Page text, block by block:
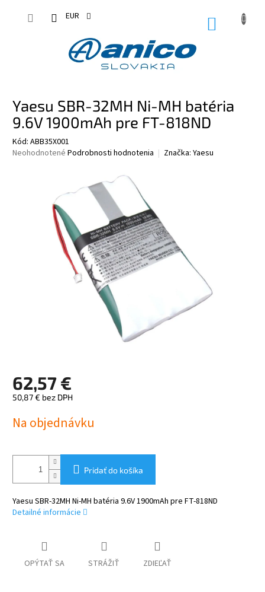
EUR
Yaesu SBR-32MH Ni-MH batéria
9.6V 1900mAh pre FT-818ND
Kód: ABB35X001
Priemerné
Neohodnotené Podrobnosti hodnotenia Značka: Yaesu
62,57 €
50,87 € bez DPH
cena:
Na objednávku
Pridať do košíka
Yaesu SBR-32MH Ni-MH batéria 9.6V 1900mAh pre FT-818ND
Detailné informácie
OPÝTAŤ SA STRÁŽIŤ ZDIEĽAŤ